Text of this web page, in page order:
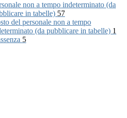
non a tempo indeterminato (da
in tabelle) 57
del personale non a tempo
(da pubblicare in tabelle) 1
5